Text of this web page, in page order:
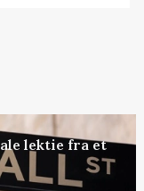
lektie fra et